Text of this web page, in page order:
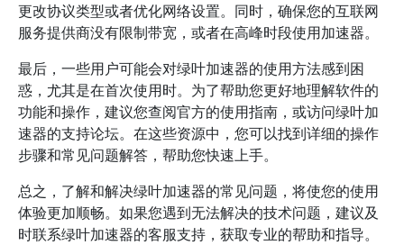
更改协议类型或者优化网络设置。同时，确保您的互联网
服务提供商没有限制带宽，或者在高峰时段使用加速器。
最后，一些用户可能会对绿叶加速器的使用方法感到困
惑，尤其是在首次使用时。为了帮助您更好地理解软件的
功能和操作，建议您查阅官方的使用指南，或访问绿叶加
速器的支持论坛。在这些资源中，您可以找到详细的操作
步骤和常见问题解答，帮助您快速上手。
总之，了解和解决绿叶加速器的常见问题，将使您的使用
体验更加顺畅。如果您遇到无法解决的技术问题，建议及
时联系绿叶加速器的客服支持，获取专业的帮助和指导。